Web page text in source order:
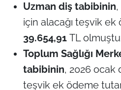
Uzman diş tabibinin
için alacağı teşvik ek
39.654,91 TL
Toplum Sağlığı
tabibinin, 2026 ocak
teşvik ek ödeme